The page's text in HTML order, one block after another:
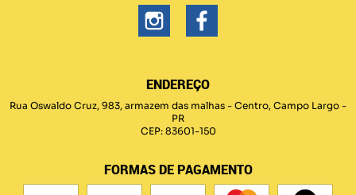
ENDEREÇO
Rua Oswaldo Cruz, 983, armazem das malhas - Centro, Campo Largo -
PR
CEP: 83601-150
FORMAS DE PAGAMENTO